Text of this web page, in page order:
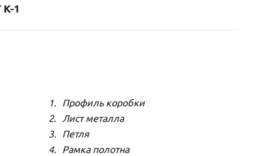
1
Профиль коробки
Лист металла
Петля
Рамка полотна